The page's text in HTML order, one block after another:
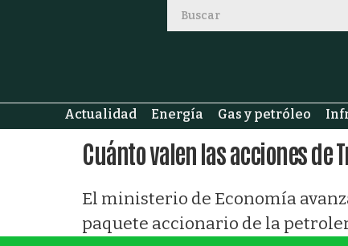
Actualidad Energía Gas y petróleo
Cuánto valen las acciones de
El ministerio de Economía
paquete accionario de la